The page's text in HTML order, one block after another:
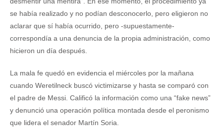
se había realizado y no podían desconocerlo, pero eligieron no
aclarar que sí había ocurrido, pero -supuestamente-
correspondía a una denuncia de la propia administración, como
hicieron un día después.
La mala fe quedó en evidencia el miércoles por la mañana
cuando Weretilneck buscó victimizarse y hasta se comparó con
el padre de Messi. Calificó la información como una “fake news”
y denunció una operación política montada desde el peronismo
que lidera el senador Martín Soria.